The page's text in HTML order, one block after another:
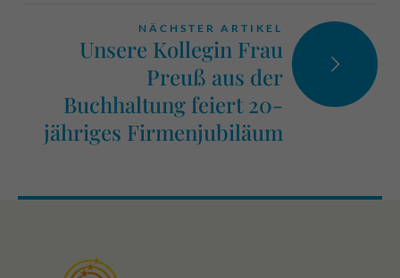
NÄCHSTER ARTIKEL
Unsere Kollegin Frau
Preuß aus der
Buchhaltung feiert 20-
jähriges Firmenjubiläum